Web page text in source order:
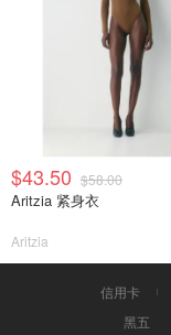
$43.50 $58.00
Aritzia 紧身衣
Aritzia
信用卡
黑五